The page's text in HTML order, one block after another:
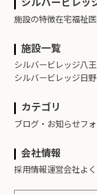
施設の特徴在宅福祉
施設一覧
シルバービレッジ八
シルバービレッジ日野
カテゴリ
ブログ・お知らせフ
会社情報
採用情報運営会社よ